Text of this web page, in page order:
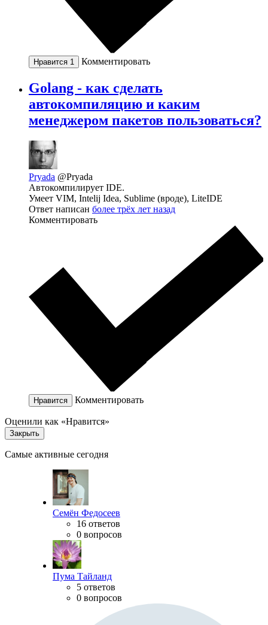
Нравится 1 Комментировать
Golang - как сделать
автокомпиляцию и каким
менеджером пакетов пользоваться?
Pryada @Pryada
Автокомпилирует IDE.
Умеет VIM, Intelij Idea, Sublime (вроде), LiteIDE
Ответ написан более трёх лет назад
Комментировать
Нравится Комментировать
Оценили как «Нравится»
Закрыть
Самые активные сегодня
Семён Федосеев
16 ответов
0 вопросов
Пума Тайланд
5 ответов
0 вопросов